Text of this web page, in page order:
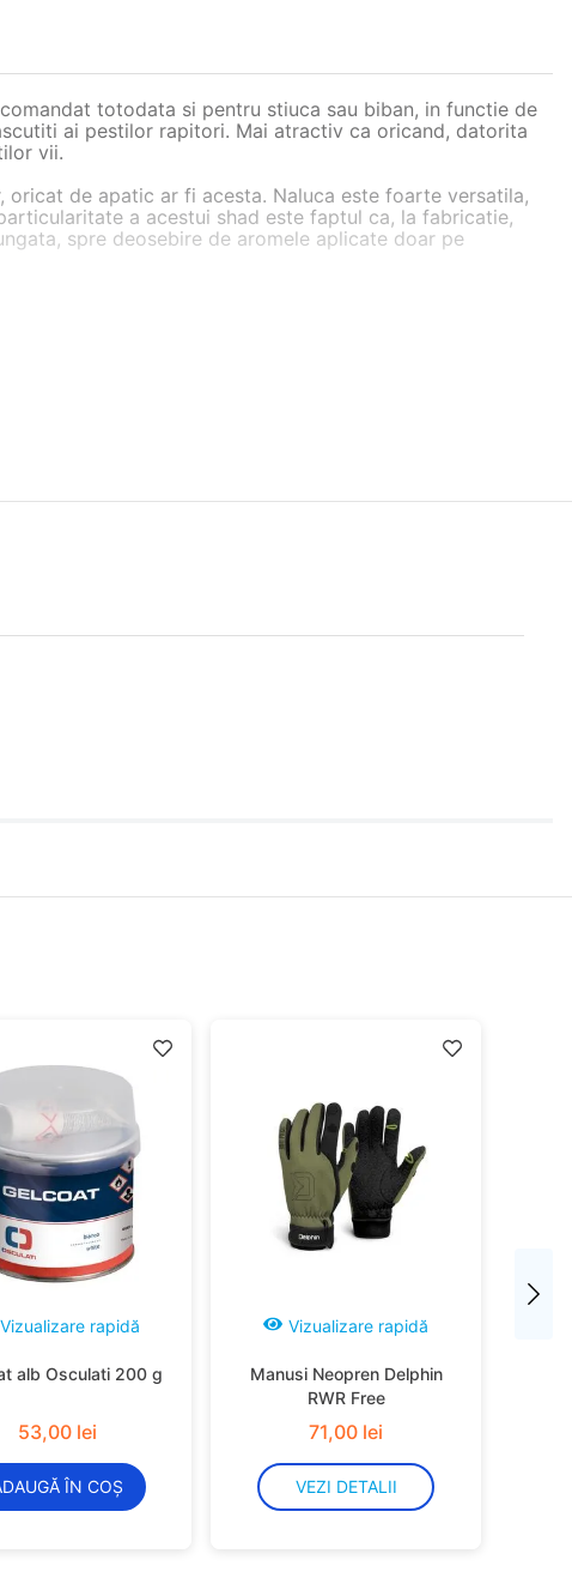
totodata si pentru stiuca sau biban, in functie de
ai pestilor rapitori. Mai atractiv ca oricand, datorita
vii.
de apatic ar fi acesta. Naluca este foarte versatila,
a acestui shad este faptul ca, la fabricatie,
spre deosebire de aromele aplicate doar pe
Vizualizare rapidă
alb Osculati 200 g
53,00 lei
ÎN COȘ
Vizualizare rapidă
Manusi Neopren Delphin
RWR Free
71,00 lei
VEZI DETALII